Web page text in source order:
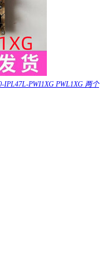
IPL47L-PWI1XG PWL1XG 两个